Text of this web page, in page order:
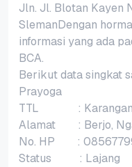
Jln. Jl. Blotan Kayen
SlemanDengan
informasi yang ada
BCA.
Berikut data
Prayoga
TTL :
Alamat : Berjo,
No. HP :
Status : Lajang